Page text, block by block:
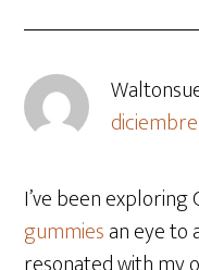
I’ve been exploring
gummiesan eye to